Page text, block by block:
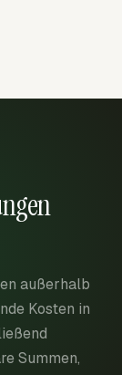
außerhalb
Kosten in
Summen,